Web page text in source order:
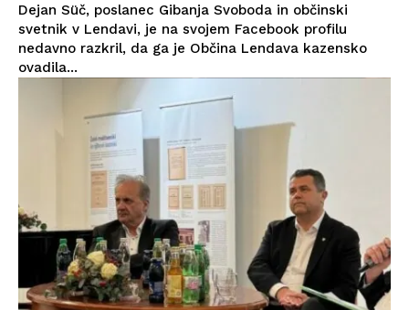
Dejan Süč, poslanec Gibanja Svoboda in občinski
svetnik v Lendavi, je na svojem Facebook profilu
nedavno razkril, da ga je Občina Lendava kazensko
ovadila...